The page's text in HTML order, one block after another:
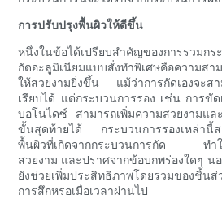
การปรับปรุงพื้นผิวให้ดีขึ้น
หนึ่งในข้อได้เปรียบสำคัญของการรวมกร
กัดอะลูมิเนียมแบบสั่งทำพิเศษคือความสา
ให้สวยงามยิ่งขึ้น แม้ว่าการกัดเองจะส
เรียบได้ แต่กระบวนการรอง เช่น การขั
บอโนไดซ์ สามารถเพิ่มความสวยงามแ
ขั้นสุดท้ายได้ กระบวนการรองเหล่านี้ส
พื้นผิวที่เกิดจากกระบวนการกัด ทำให้
สวยงาม และปราศจากข้อบกพร่องใดๆ น
ยังช่วยเพิ่มประสิทธิภาพโดยรวมของชิ้น
การสึกหรอเมื่อเวลาผ่านไป